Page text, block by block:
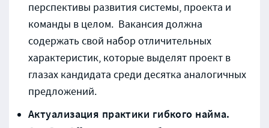
перспективы развития системы, проекта и
команды в целом. Вакансия должна
содержать свой набор отличительных
характеристик, которые выделят проект в
глазах кандидата среди десятка аналогичных
предложений.
Актуализация практики гибкого найма.